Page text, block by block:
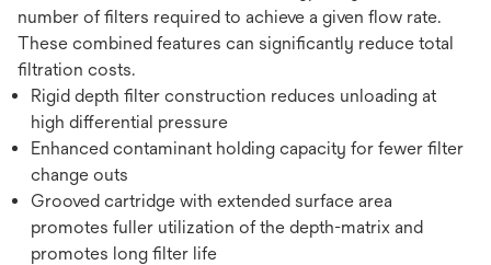
number of filters required to achieve a given flow rate.
These combined features can significantly reduce total
filtration costs.
Rigid depth filter construction reduces unloading at
high differential pressure
Enhanced contaminant holding capacity for fewer filter
change outs
Grooved cartridge with extended surface area
promotes fuller utilization of the depth-matrix and
promotes long filter life